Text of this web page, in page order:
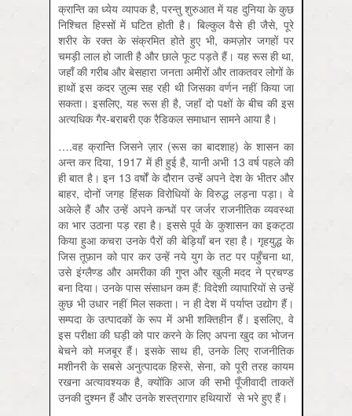
क्रान्ति का ध्येय व्यापक है, परन्तु शुरुआत में यह दुनिया के कुछ
निश्चित हिस्सों में घटित होती है। बिल्कुल वैसे ही जैसे, पूरे
शरीर के रक्त के संक्रमित होते हुए भी, कमज़ोर जगहों पर
चमड़ी लाल हो जाती है और छाले फूट पड़ते हैं। यह रूस ही था,
जहाँ की गरीब और बेसहारा जनता अमीरों और ताकतवर लोगों के
हाथों इस कदर ज़ुल्म सह रही थी जिसका वर्णन नहीं किया जा
सकता। इसलिए, यह रूस ही है, जहाँ दो पक्षों के बीच की इस
अत्यधिक गैर-बराबरी एक रैडिकल समाधान सामने आया है।
….वह क्रान्ति जिसने ज़ार (रूस का बादशाह) के शासन का
अन्त कर दिया, 1917 में ही हुई है, यानी अभी 13 वर्ष पहले की
ही बात है। इन 13 वर्षों के दौरान उन्हें अपने देश के भीतर और
बाहर, दोनों जगह हिंसक विरोधियों के विरुद्ध लड़ना पड़ा। वे
अकेले हैं और उन्हें अपने कन्धों पर जर्जर राजनीतिक व्यवस्था
का भार उठाना पड़ रहा है। इससे पूर्व के कुशासन का इकट्ठा
किया हुआ कचरा उनके पैरों की बेड़ियाँ बन रहा है। गृहयुद्ध के
जिस तूफ़ान को पार कर उन्हें नये युग के तट पर पहुँचना था,
उसे इंग्लैण्ड और अमरीका की गुप्त और खुली मदद ने प्रचण्ड
बना दिया। उनके पास संसाधन कम हैं: विदेशी व्यापारियों से उन्हें
कुछ भी उधार नहीं मिल सकता। न ही देश में पर्याप्त उद्योग हैं।
सम्पदा के उत्पादकों के रूप में अभी शक्तिहीन हैं। इसलिए, वे
इस परीक्षा की घड़ी को पार करने के लिए अपना खुद का भोजन
बेचने को मजबूर हैं। इसके साथ ही, उनके लिए राजनीतिक
मशीनरी के सबसे अनुत्पादक हिस्से, सेना, को पूरी तरह कायम
रखना अत्यावश्यक है, क्योंकि आज की सभी पूँजीवादी ताकतें
उनकी दुश्मन हैं और उनके शस्त्रागार हथियारों से भरे हुए हैं।